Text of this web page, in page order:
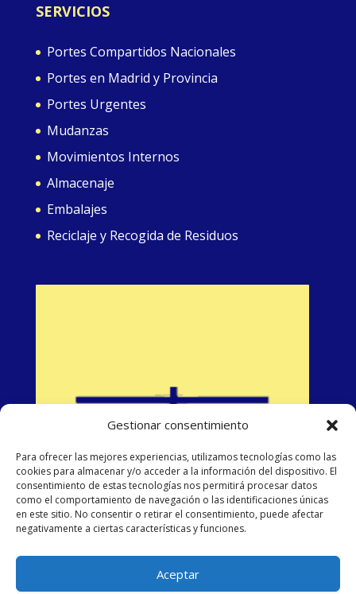
Gestionar consentimiento
Para ofrecer las mejores experiencias, utilizamos tecnologías como las
cookies para almacenar y/o acceder a la información del dispositivo. El
consentimiento de estas tecnologías nos permitirá procesar datos
como el comportamiento de navegación o las identificaciones únicas
en este sitio. No consentir o retirar el consentimiento, puede afectar
negativamente a ciertas características y funciones.
Aceptar
SERVICIOS
Portes Compartidos Nacionales
Portes en Madrid y Provincia
Portes Urgentes
Mudanzas
Movimientos Internos
Almacenaje
Embalajes
Reciclaje y Recogida de Residuos